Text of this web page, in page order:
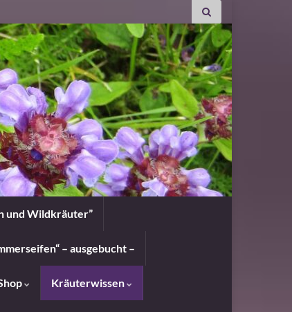
und Wildkräuter”
– ausgebucht –
Kräuterwissen